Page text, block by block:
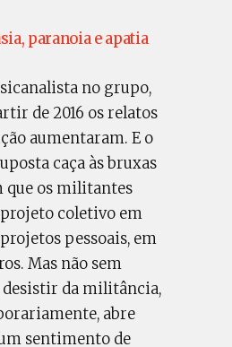
paranoia e apatia
no grupo,
de 2016 os relatos
aumentaram. E o
caça às bruxas
que os militantes
coletivo em
pessoais, em
Mas não sem
desistir da militância,
abre
sentimento de